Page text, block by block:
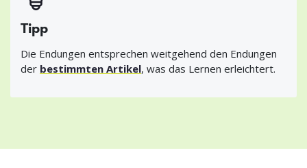
Tipp
Die Endungen entsprechen weitgehend den Endungen
der bestimmten Artikel, was das Lernen erleichtert.